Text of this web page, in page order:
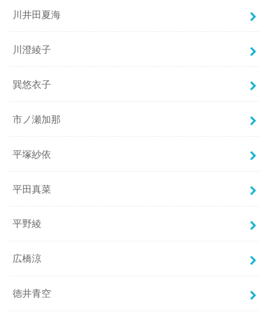
川井田夏海
川澄綾子
巽悠衣子
市ノ瀬加那
平塚紗依
平田真菜
平野綾
広橋涼
徳井青空